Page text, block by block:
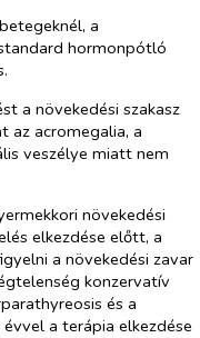
a
hormonpótló
a növekedési szakasz
az acromegalia, a
veszélye miatt nem
növekedési
elkezdése előtt, a
a növekedési zavar
konzervatív
és a
a terápia elkezdése